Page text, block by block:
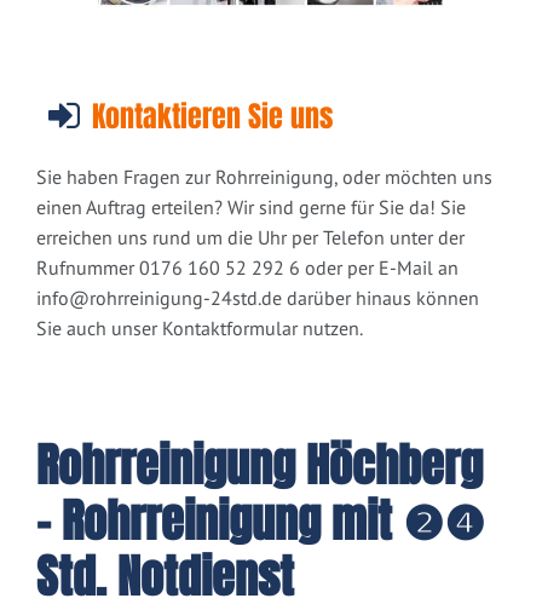
Kontaktieren Sie uns
Sie haben Fragen zur Rohrreinigung, oder möchten uns
einen Auftrag erteilen? Wir sind gerne für Sie da! Sie
erreichen uns rund um die Uhr per Telefon unter der
Rufnummer 0176 160 52 292 6 oder per E-Mail an
info@rohrreinigung-24std.de darüber hinaus können
Sie auch unser Kontaktformular nutzen.
Rohrreinigung Höchberg
- Rohrreinigung mit ❷❹
Std. Notdienst